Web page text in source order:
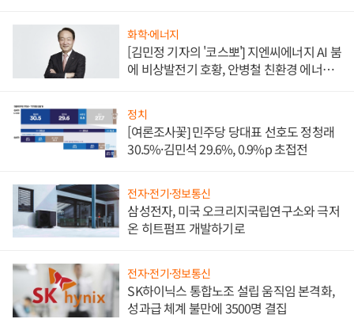
화학·에너지
[김민정 기자의 '코스뽀'] 지엔씨에너지 AI 붐
에 비상발전기 호황, 안병철 친환경 에너지
정치
[여론조사꽃] 민주당 당대표 선호도 정청래
30.5%·김민석 29.6%, 0.9%p 초접전
전자·전기·정보통신
삼성전자, 미국 오크리지국립연구소와 극저
온 히트펌프 개발하기로
전자·전기·정보통신
SK하이닉스 통합노조 설립 움직임 본격화,
성과급 체계 불만에 3500명 결집